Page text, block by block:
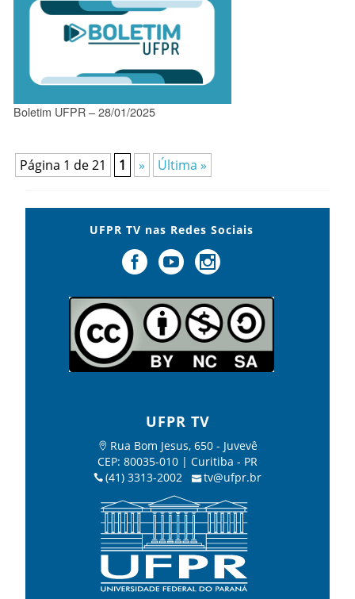
Boletim UFPR – 28/01/2025
Página 1 de 21 1 » Última »
UFPR TV nas Redes Sociais
UFPR TV
Rua Bom Jesus, 650 - Juvevê
CEP: 80035-010 | Curitiba - PR
(41) 3313-2002
tv@ufpr.br